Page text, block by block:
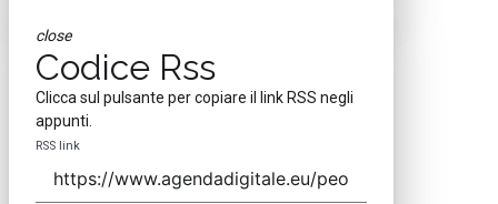
close
Codice Rss
Clicca sul pulsante per copiare il link RSS negli
appunti.
RSS link